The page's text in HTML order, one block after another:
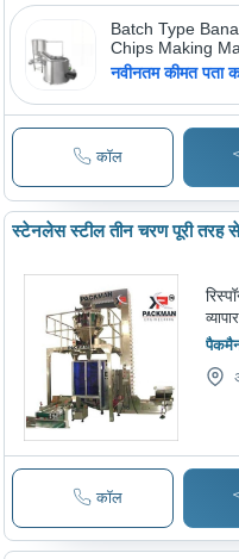
Batch Type
Chips Making
Capacity: 50-60
नवीनतम कीमत पता
कॉल
स्टेनलेस स्टील तीन चरण पूरी तरह
कॉल